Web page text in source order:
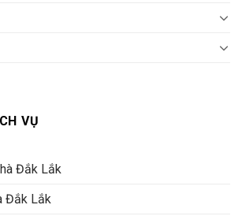
VỤ
Đắk Lắk
Đắk Lắk